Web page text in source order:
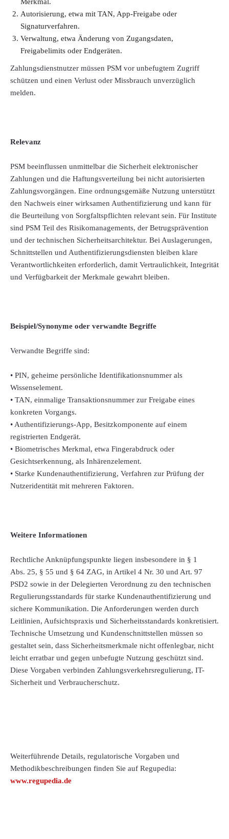
Autorisierung, etwa mit TAN, App-Freigabe oder
Signaturverfahren.
Verwaltung, etwa Änderung von Zugangsdaten,
Freigabelimits oder Endgeräten.
Zahlungsdienstnutzer müssen PSM vor unbefugtem Zugriff
schützen und einen Verlust oder Missbrauch unverzüglich
melden.
Relevanz
PSM beeinflussen unmittelbar die Sicherheit elektronischer
Zahlungen und die Haftungsverteilung bei nicht autorisierten
Zahlungsvorgängen. Eine ordnungsgemäße Nutzung unterstützt
den Nachweis einer wirksamen Authentifizierung und kann für
die Beurteilung von Sorgfaltspflichten relevant sein. Für Institute
sind PSM Teil des Risikomanagements, der Betrugsprävention
und der technischen Sicherheitsarchitektur. Bei Auslagerungen,
Schnittstellen und Authentifizierungsdiensten bleiben klare
Verantwortlichkeiten erforderlich, damit Vertraulichkeit, Integrität
und Verfügbarkeit der Merkmale gewahrt bleiben.
Beispiel/Synonyme oder verwandte Begriffe
Verwandte Begriffe sind:
• PIN, geheime persönliche Identifikationsnummer als
Wissenselement.
• TAN, einmalige Transaktionsnummer zur Freigabe eines
konkreten Vorgangs.
• Authentifizierungs-App, Besitzkomponente auf einem
registrierten Endgerät.
• Biometrisches Merkmal, etwa Fingerabdruck oder
Gesichtserkennung, als Inhärenzelement.
• Starke Kundenauthentifizierung, Verfahren zur Prüfung der
Nutzeridentität mit mehreren Faktoren.
Weitere Informationen
Rechtliche Anknüpfungspunkte liegen insbesondere in § 1
Abs. 25, § 55 und § 64 ZAG, in Artikel 4 Nr. 30 und Art. 97
PSD2 sowie in der Delegierten Verordnung zu den technischen
Regulierungsstandards für starke Kundenauthentifizierung und
sichere Kommunikation. Die Anforderungen werden durch
Leitlinien, Aufsichtspraxis und Sicherheitsstandards konkretisiert.
Technische Umsetzung und Kundenschnittstellen müssen so
gestaltet sein, dass Sicherheitsmerkmale nicht offenlegbar, nicht
leicht erratbar und gegen unbefugte Nutzung geschützt sind.
Diese Vorgaben verbinden Zahlungsverkehrsregulierung, IT-
Sicherheit und Verbraucherschutz.
Weiterführende Details, regulatorische Vorgaben und
Methodikbeschreibungen finden Sie auf Regupedia:
www.regupedia.de